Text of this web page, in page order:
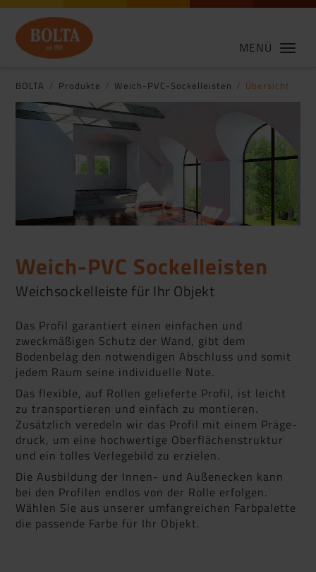
MENÜ
BOLTA Produkte Weich-PVC-Sockelleisten Übersicht
Weich-PVC Sockelleisten
Weichsockelleiste für Ihr Objekt
Das Profil garantiert einen einfachen und
zweckmäßigen Schutz der Wand, gibt dem
Bodenbelag den notwendigen Abschluss und somit
jedem Raum seine individuelle Note.
Das flexible, auf Rollen gelieferte Profil, ist leicht
zu transportieren und einfach zu montieren.
Zusätzlich veredeln wir das Profil mit einem Präge­
druck, um eine hochwertige Oberflächenstruktur
und ein tolles Verlegebild zu erzielen.
Die Ausbildung der Innen- und Außenecken kann
bei den Profilen endlos von der Rolle erfolgen.
Wählen Sie aus unserer umfangreichen Farbpalette
die passende Farbe für Ihr Objekt.